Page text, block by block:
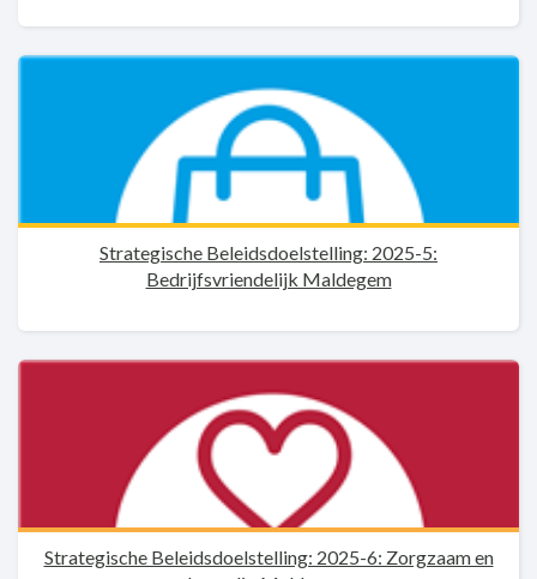
Strategische Beleidsdoelstelling: 2025-5:
Bedrijfsvriendelijk Maldegem
Strategische Beleidsdoelstelling: 2025-6: Zorgzaam en